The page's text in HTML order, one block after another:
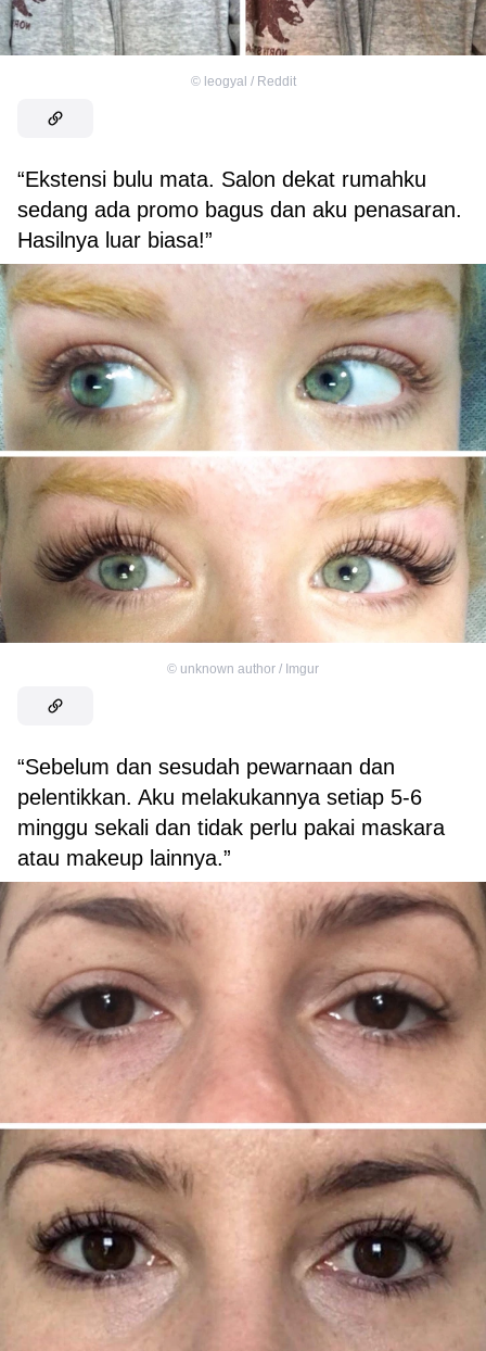
© leogyal / Reddit
“Ekstensi bulu mata. Salon dekat rumahku
sedang ada promo bagus dan aku penasaran.
Hasilnya luar biasa!”
© unknown author / Imgur
“Sebelum dan sesudah pewarnaan dan
pelentikkan. Aku melakukannya setiap 5-6
minggu sekali dan tidak perlu pakai maskara
atau makeup lainnya.”